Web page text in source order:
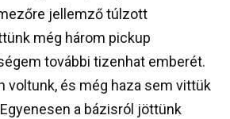
jellemző túlzott
még három pickup
további tizenhat emberét.
voltunk, és még haza sem vittük
a bázisról jöttünk